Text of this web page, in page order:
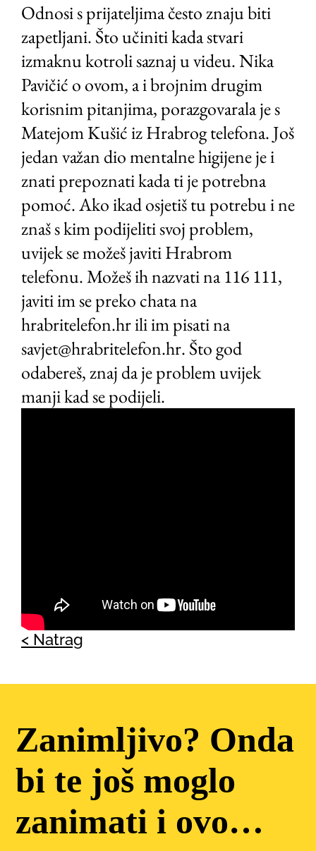
Odnosi s prijateljima često znaju biti
zapetljani. Što učiniti kada stvari
izmaknu kotroli saznaj u videu. Nika
Pavičić o ovom, a i brojnim drugim
korisnim pitanjima, porazgovarala je s
Matejom Kušić iz Hrabrog telefona. Još
jedan važan dio mentalne higijene je i
znati prepoznati kada ti je potrebna
pomoć. Ako ikad osjetiš tu potrebu i ne
znaš s kim podijeliti svoj problem,
uvijek se možeš javiti Hrabrom
telefonu. Možeš ih nazvati na 116 111,
javiti im se preko chata na
hrabritelefon.hr ili im pisati na
savjet@hrabritelefon.hr. Što god
odabereš, znaj da je problem uvijek
manji kad se podijeli.
< Natrag
Zanimljivo? Onda
bi te još moglo
zanimati i ovo…